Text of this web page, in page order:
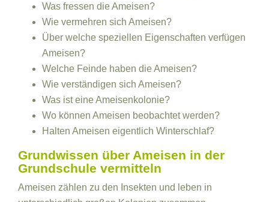
Was fressen die Ameisen?
Wie vermehren sich Ameisen?
Über welche speziellen Eigenschaften verfügen
Ameisen?
Welche Feinde haben die Ameisen?
Wie verständigen sich Ameisen?
Was ist eine Ameisenkolonie?
Wo können Ameisen beobachtet werden?
Halten Ameisen eigentlich Winterschlaf?
Grundwissen über Ameisen in der
Grundschule vermitteln
Ameisen zählen zu den Insekten und leben in